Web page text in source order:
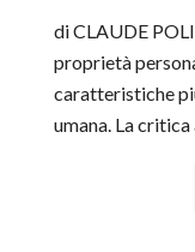
di CLAUDE
proprietà
caratteristiche
umana. La